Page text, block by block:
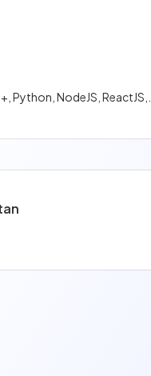
Python, NodeJS, ReactJS,...